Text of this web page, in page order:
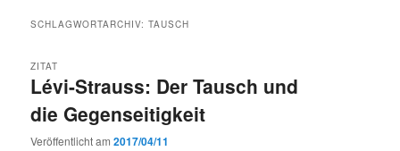
SCHLAGWORTARCHIV:TAUSCH
Lévi-Strauss: Der Tausch und
die Gegenseitigkeit
ZITAT
Veröffentlicht am2017/04/11